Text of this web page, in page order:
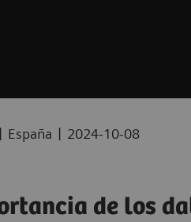
| España | 2024-10-08
de los